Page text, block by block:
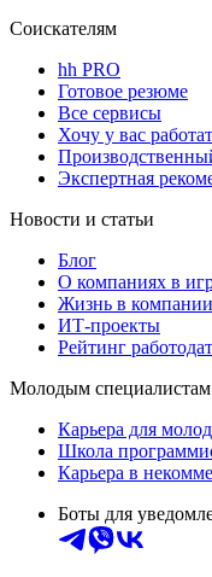
Соискателям
hh PRO
Готовое резюме
Все сервисы
Хочу у вас
Экспертная
Новости и статьи
Блог
О компаниях в
Жизнь в компании
ИТ-проекты
Рейтинг
Молодым специалистам
Карьера для
Школа
Карьера в
Боты для